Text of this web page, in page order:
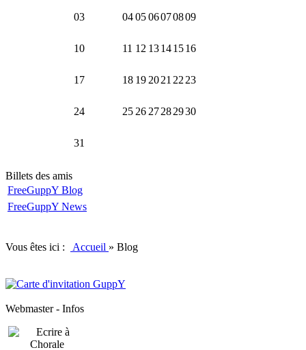
03 040506070809
10 11 12 13141516
17 18 19 2021 22 23
24 25 26 27282930
31
Billets des amis
FreeGuppY Blog
FreeGuppY News
Vous êtes ici : Accueil » Blog
Webmaster - Infos